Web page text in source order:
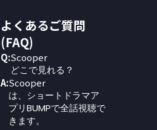
よくあるご質問
(FAQ)
Q:Scooper
どこで見れる？
A:Scooper
は、ショートドラマア
プリBUMPで全話視聴で
きます。